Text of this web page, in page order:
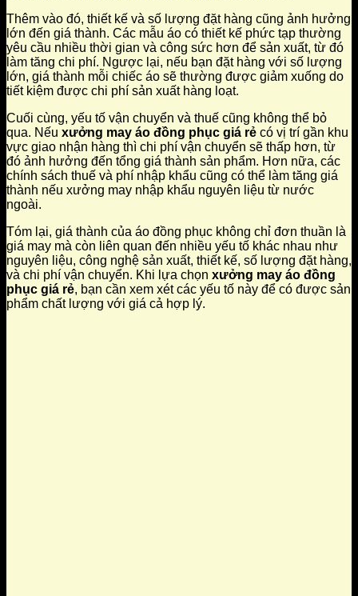
Thêm vào đó, thiết kế và số lượng đặt hàng cũng ảnh hưởng
lớn đến giá thành. Các mẫu áo có thiết kế phức tạp thường
yêu cầu nhiều thời gian và công sức hơn để sản xuất, từ đó
làm tăng chi phí. Ngược lại, nếu bạn đặt hàng với số lượng
lớn, giá thành mỗi chiếc áo sẽ thường được giảm xuống do
tiết kiệm được chi phí sản xuất hàng loạt.
Cuối cùng, yếu tố vận chuyển và thuế cũng không thể bỏ
qua. Nếu xưởng may áo đồng phục giá rẻ có vị trí gần khu
vực giao nhận hàng thì chi phí vận chuyển sẽ thấp hơn, từ
đó ảnh hưởng đến tổng giá thành sản phẩm. Hơn nữa, các
chính sách thuế và phí nhập khẩu cũng có thể làm tăng giá
thành nếu xưởng may nhập khẩu nguyên liệu từ nước
ngoài.
Tóm lại, giá thành của áo đồng phục không chỉ đơn thuần là
giá may mà còn liên quan đến nhiều yếu tố khác nhau như
nguyên liệu, công nghệ sản xuất, thiết kế, số lượng đặt hàng,
và chi phí vận chuyển. Khi lựa chọn xưởng may áo đồng
phục giá rẻ, bạn cần xem xét các yếu tố này để có được sản
phẩm chất lượng với giá cả hợp lý.